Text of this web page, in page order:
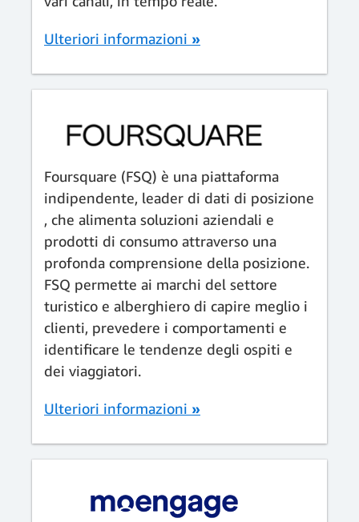
Ulteriori informazioni »
Foursquare (FSQ) è una piattaforma
indipendente, leader di dati di posizione
, che alimenta soluzioni aziendali e
prodotti di consumo attraverso una
profonda comprensione della posizione.
FSQ permette ai marchi del settore
turistico e alberghiero di capire meglio i
clienti, prevedere i comportamenti e
identificare le tendenze degli ospiti e
dei viaggiatori.
Ulteriori informazioni »